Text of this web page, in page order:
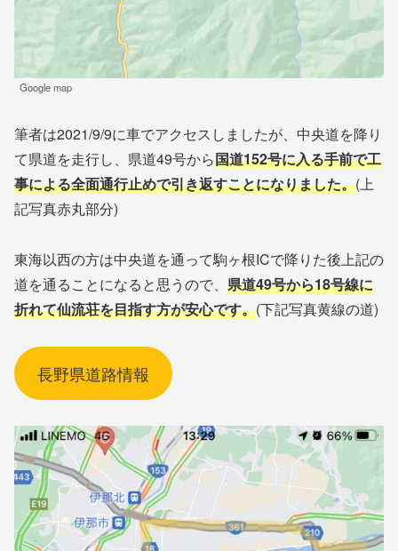
Google map
筆者は2021/9/9に車でアクセスしましたが、中央道を降り
て県道を走行し、県道49号から国道152号に入る手前で工
事による全面通行止めで引き返すことになりました。(上
記写真赤丸部分)
東海以西の方は中央道を通って駒ヶ根ICで降りた後上記の
道を通ることになると思うので、 県道49号から18号線に
折れて仙流荘を目指す方が安心です。(下記写真黄線の道)
長野県道路情報